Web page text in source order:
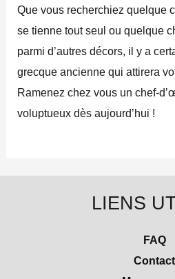
Que vous recherchiez quelque
se tienne tout seul ou quelque
parmi d’autres décors, il y a
grecque ancienne qui attirera
Ramenez chez vous un chef-
voluptueux dès aujourd’hui !
LIENS
FAQ
Contact